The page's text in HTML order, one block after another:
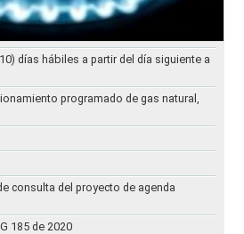
días hábiles a partir del día siguiente a
programado de gas natural,
consulta del proyecto de agenda
185 de 2020